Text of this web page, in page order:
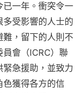
已一年。衝突令一
受影響的人士的
，留下的人則不
員會（ICRC）聯
緊急援助，並致力
獲得各方的信